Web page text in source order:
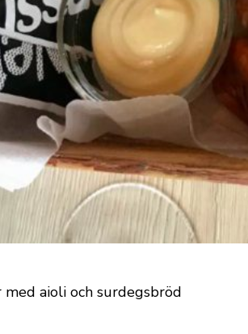
med aioli och surdegsbröd